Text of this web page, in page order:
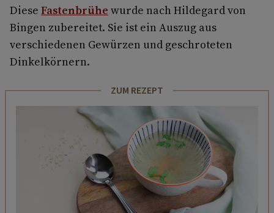
Diese Fastenbrühe wurde nach Hildegard von
Bingen zubereitet. Sie ist ein Auszug aus
verschiedenen Gewürzen und geschroteten
Dinkelkörnern.
ZUM REZEPT